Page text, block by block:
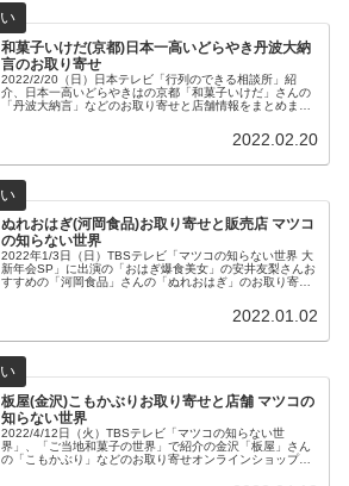
和菓子いけだ(京都)日本一高いどらやき丹波大納
言のお取り寄せ
2022/2/20（日）日本テレビ「行列のできる相談所」紹
介、日本一高いどらやきはの京都「和菓子いけだ」さんの
「丹波大納言」などのお取り寄せと店舗情報をまとめまし
2022.02.20
ぬれおはぎ(河岡食品)お取り寄せと販売店 マツコ
の知らない世界
2022年1/3日（日）TBSテレビ「マツコの知らない世界 大
新年会SP」に出演の「おはぎ爆食美女」の安井友梨さんお
すすめの「河岡食品」さんの「ぬれおはぎ」のお取り寄せ
2022.01.02
板屋(金沢)こもかぶりお取り寄せと店舗 マツコの
知らない世界
2022/4/12日（火）TBSテレビ「マツコの知らない世
界」、「ご当地和菓子の世界」で紹介の金沢「板屋」さん
の「こもかぶり」などのお取り寄せオンラインショップや